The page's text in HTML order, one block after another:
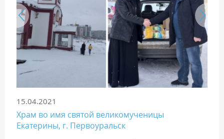
15.04.2021
Храм во имя святой великомученицы
Екатерины, г. Первоуральск